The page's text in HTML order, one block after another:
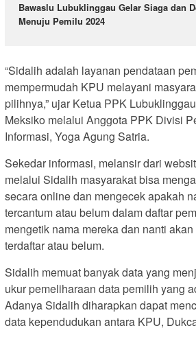
Bawaslu Lubuklinggau Gelar Siaga dan
Menuju Pemilu 2024
“Sidalih adalah layanan pendataan
mempermudah KPU melayani
pilihnya,” ujar Ketua PPK
Meksiko melalui Anggota PPK Divisi
Informasi, Yoga Agung Satria.
Sekedar informasi, melansir dari
melalui Sidalih masyarakat bisa
secara online dan mengecek apakah
tercantum atau belum dalam daftar
mengetik nama mereka dan nanti
terdaftar atau belum.
Sidalih memuat banyak data yang
ukur pemeliharaan data pemilih yang
Adanya Sidalih diharapkan dapat
data kependudukan antara KPU,